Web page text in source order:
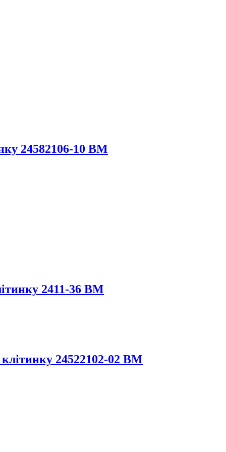
24582106-10 ВМ
2411-36 BM
24522102-02 ВМ